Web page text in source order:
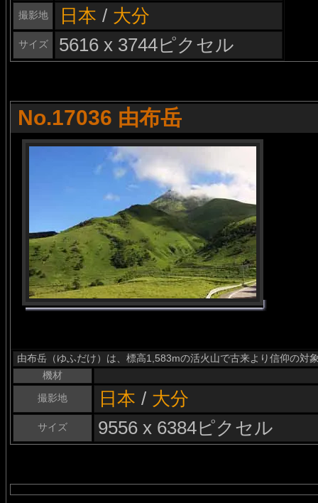
撮影地
日本 / 大分
サイズ 5616 x 3744ピクセル
No.17036 由布岳
由布岳（ゆふだけ）は、標高1,583mの活火山で古来より信仰の対
機材
撮影地
日本 / 大分
サイズ 9556 x 6384ピクセル